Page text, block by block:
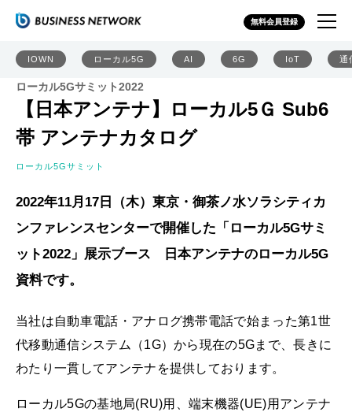
無料会員登録
IOWN ローカル5G AI 6G IoT 通
ローカル5Gサミット2022
【日本アンテナ】ローカル5Ｇ Sub6
帯 アンテナカタログ
ローカル5Gサミット
2022年11月17日（木）東京・御茶ノ水ソラシティカ
ンファレンスセンターで開催した「ローカル5Gサミ
ット2022」展示ブース 日本アンテナのローカル5G
資料です。
当社は自動車電話・アナログ携帯電話で始まった第1世
代移動通信システム（1G）から現在の5Gまで、長きに
わたり一貫してアンテナを提供しております。
ローカル5Gの基地局(RU)用、端末機器(UE)用アンテナ